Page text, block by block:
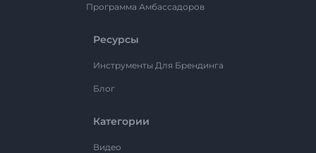
Программа Амбассадоров
Ресурсы
Инструменты Для Брендинга
Блог
Категории
Видео